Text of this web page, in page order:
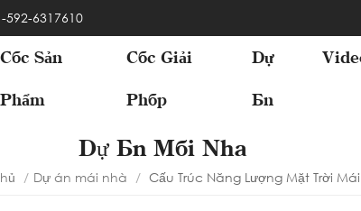
6317610
Các Sản
Phẩm
Các Giải
Pháp
Dự
Án
Dự Án Mái Nhà
/ Dự án mái nhà / Cấu Trúc Năng Lượng Mặt Trời